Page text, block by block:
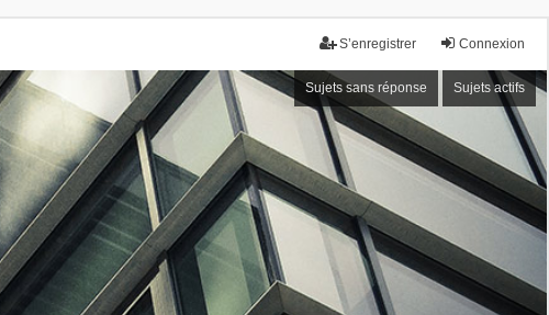
Connexion
S’enregistrer
Sujets sans réponse Sujets actifs